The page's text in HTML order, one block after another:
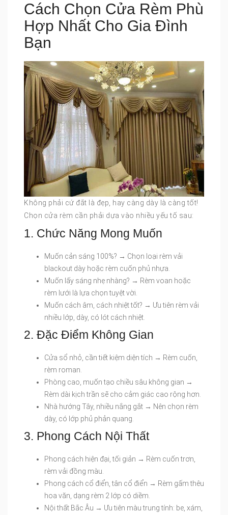
Cách Chọn Cửa Rèm Phù
Hợp Nhất Cho Gia Đình
Bạn
Không phải cứ đắt là đẹp, hay càng dày là càng tốt!
Chọn cửa rèm cần phải dựa vào nhiều yếu tố sau:
1. Chức Năng Mong Muốn
Muốn cản sáng 100%? → Chọn loại rèm vải
blackout dày hoặc rèm cuốn phủ nhựa.
Muốn lấy sáng nhẹ nhàng? → Rèm voan hoặc
rèm lưới là lựa chọn tuyệt vời.
Muốn cách âm, cách nhiệt tốt? → Ưu tiên rèm vải
nhiều lớp, dày, có lót cách nhiệt.
2. Đặc Điểm Không Gian
Cửa sổ nhỏ, cần tiết kiệm diện tích → Rèm cuốn,
rèm roman.
Phòng cao, muốn tạo chiều sâu không gian →
Rèm dài kịch trần sẽ cho cảm giác cao rộng hơn.
Nhà hướng Tây, nhiều nắng gắt → Nên chọn rèm
dày, có lớp phủ phản quang.
3. Phong Cách Nội Thất
Phong cách hiện đại, tối giản → Rèm cuốn trơn,
rèm vải đồng màu.
Phong cách cổ điển, tân cổ điển → Rèm gấm thêu
hoa văn, dạng rèm 2 lớp có diềm.
Nội thất Bắc Âu → Ưu tiên màu trung tính: be, xám,